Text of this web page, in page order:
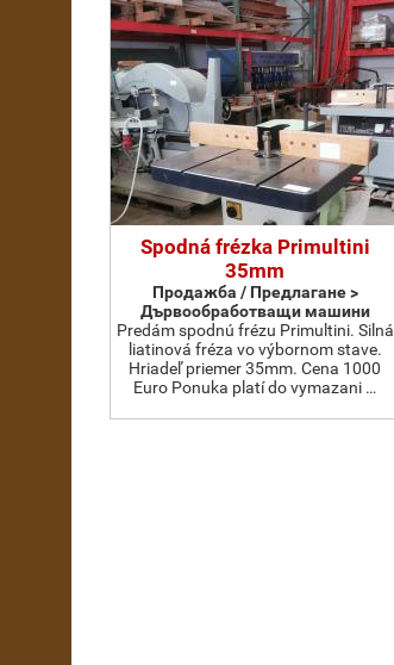
Spodná frézka Primultini
35mm
Продажба / Предлагане >
Дървообработващи машини
Predám spodnú frézu Primultini. Silná
liatinová fréza vo výbornom stave.
Hriadeľ priemer 35mm. Cena 1000
Euro Ponuka platí do vymazani …